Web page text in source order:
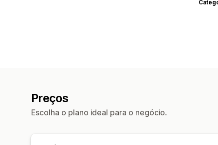
Preços
Escolha o plano ideal para o negócio.